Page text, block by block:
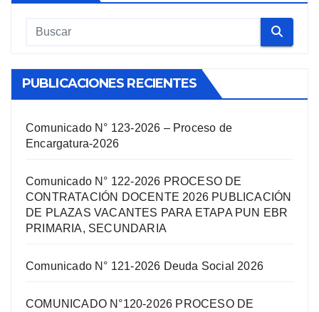
PUBLICACIONES RECIENTES
Comunicado N° 123-2026 – Proceso de
Encargatura-2026
Comunicado N° 122-2026 PROCESO DE
CONTRATACIÓN DOCENTE 2026 PUBLICACIÓN
DE PLAZAS VACANTES PARA ETAPA PUN EBR
PRIMARIA, SECUNDARIA
Comunicado N° 121-2026 Deuda Social 2026
COMUNICADO N°120-2026 PROCESO DE